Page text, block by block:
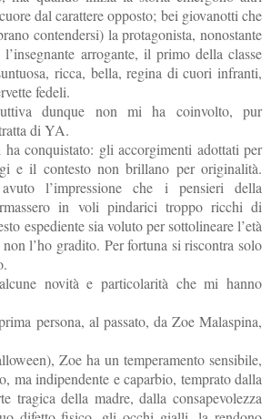
dal carattere opposto; bei giovanotti che
contendersi) la protagonista, nonostante
arrogante, il primo della classe
ricca, bella, regina di cuori infranti,
fedeli.
dunque non mi ha coinvolto, pur
di YA.
conquistato: gli accorgimenti adottati per
e il contesto non brillano per originalità.
l’impressione che i pensieri della
in voli pindarici troppo ricchi di
espediente sia voluto per sottolineare l’età
l’ho gradito. Per fortuna si riscontra solo
novità e particolarità che mi hanno
persona, al passato, da Zoe Malaspina,
Zoe ha un temperamento sensibile,
ma indipendente e caparbio, temprato dalla
tragica della madre, dalla consapevolezza